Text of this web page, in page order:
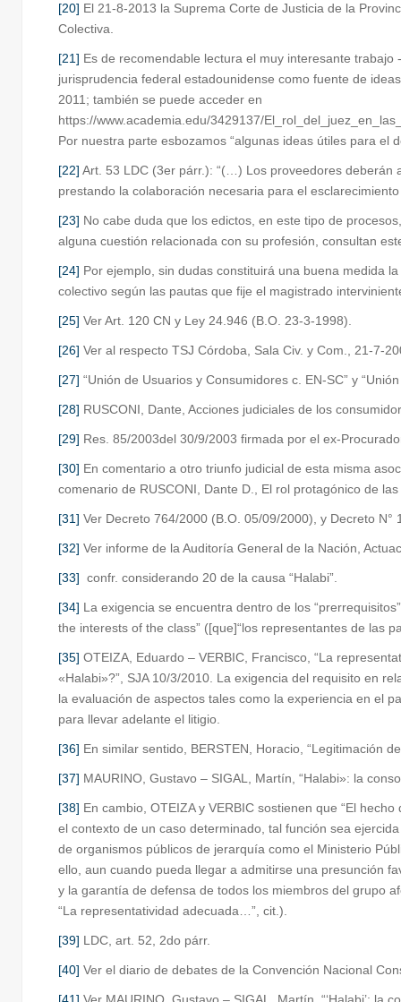
[20] El 21-8-2013 la Suprema Corte de Justicia de la
Colectiva.
[21] Es de recomendable lectura el muy interesante
jurisprudencia federal estadounidense como fuente de
2011; también se puede acceder en
https://www.academia.edu/3429137/
Por nuestra parte esbozamos “algunas ideas útiles para el
[22] Art. 53 LDC (3er párr.): “(…) Los proveedores deberán
prestando la colaboración necesaria para el
[23] No cabe duda que los edictos, en este tipo de
alguna cuestión relacionada con su profesión, consultan
[24] Por ejemplo, sin dudas constituirá una buena medida
colectivo según las pautas que fije el magistrado
[25] Ver Art. 120 CN y Ley 24.946 (B.O. 23-3-1998).
[26] Ver al respecto TSJ Córdoba, Sala Civ. y Com., 21-7-
[27] “Unión de Usuarios y Consumidores c. EN-SC” y
[28] RUSCONI, Dante, Acciones judiciales de los
[29] Res. 85/2003del 30/9/2003 firmada por el ex-
[30] En comentario a otro triunfo judicial de esta misma
comenario de RUSCONI, Dante D., El rol protagónico de
[31] Ver Decreto 764/2000 (B.O. 05/09/2000), y Decreto N°
[32] Ver informe de la Auditoría General de la Nación,
[33] confr. considerando 20 de la causa “Halabi”.
[34] La exigencia se encuentra dentro de los
the interests of the class” ([que]“los representantes de las
[35] OTEIZA, Eduardo – VERBIC, Francisco, “La
«Halabi»?”, SJA 10/3/2010. La exigencia del requisito en
la evaluación de aspectos tales como la experiencia en el
para llevar adelante el litigio.
[36] En similar sentido, BERSTEN, Horacio, “Legitimación
[37] MAURINO, Gustavo – SIGAL, Martín, “Halabi»: la
[38] En cambio, OTEIZA y VERBIC sostienen que “El
el contexto de un caso determinado, tal función sea
de organismos públicos de jerarquía como el Ministerio
ello, aun cuando pueda llegar a admitirse una presunción
y la garantía de defensa de todos los miembros del grupo
“La representatividad adecuada…”, cit.).
[39] LDC, art. 52, 2do párr.
[40] Ver el diario de debates de la Convención Nacional